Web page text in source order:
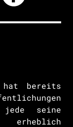
hat bereits
seine
erheblich